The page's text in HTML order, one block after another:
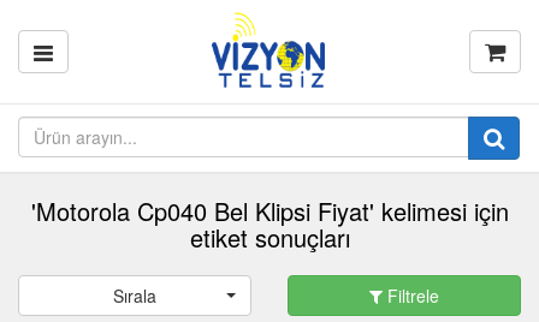
'Motorola Cp040 Bel Klipsi Fiyat' kelimesi için
etiket sonuçları
Sırala Filtrele